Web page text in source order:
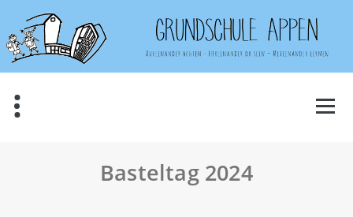
Inhalt
springen
Basteltag 2024